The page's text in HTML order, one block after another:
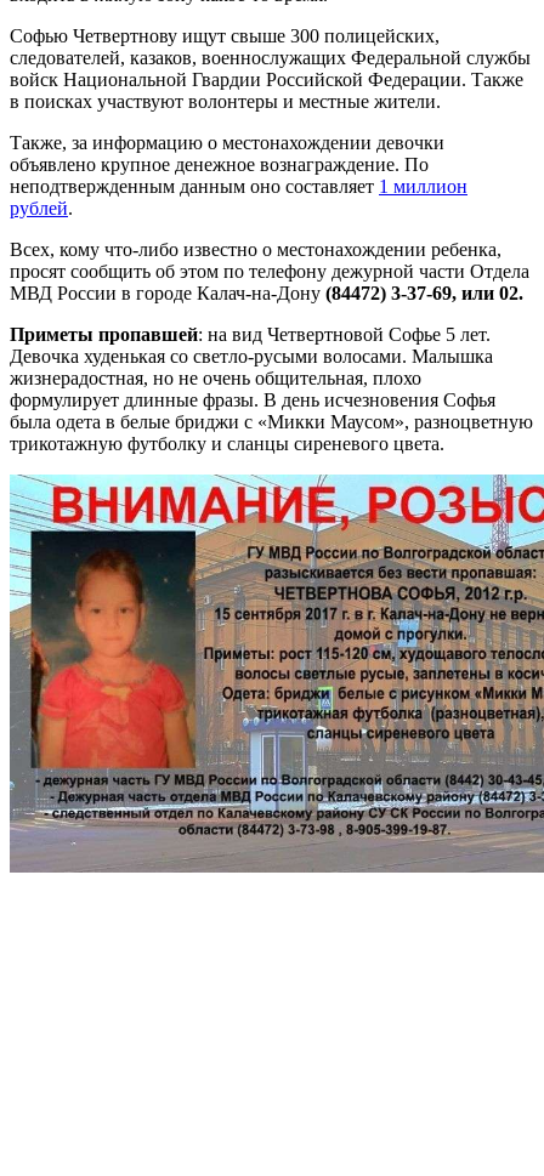
Софью Четвертнову ищут свыше 300 полицейских,
следователей, казаков, военнослужащих Федеральной службы
войск Национальной Гвардии Российской Федерации. Также
в поисках участвуют волонтеры и местные жители.
Также, за информацию о местонахождении девочки
объявлено крупное денежное вознаграждение. По
неподтвержденным данным оно составляет 1 миллион
рублей.
Всех, кому что-либо известно о местонахождении ребенка,
просят сообщить об этом по телефону дежурной части Отдела
МВД России в городе Калач-на-Дону (84472) 3-37-69, или 02.
Приметы пропавшей: на вид Четвертновой Софье 5 лет.
Девочка худенькая со светло-русыми волосами. Малышка
жизнерадостная, но не очень общительная, плохо
формулирует длинные фразы. В день исчезновения Софья
была одета в белые бриджи с «Микки Маусом», разноцветную
трикотажную футболку и сланцы сиреневого цвета.